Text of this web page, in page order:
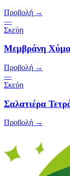
Προβολή →
—
Σκεύη
Μεμβράνη
Προβολή →
—
Σκεύη
Σαλατιέρα
Προβολή →